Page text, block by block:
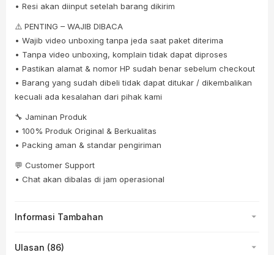
• Resi akan diinput setelah barang dikirim
⚠️ PENTING – WAJIB DIBACA
• Wajib video unboxing tanpa jeda saat paket diterima
• Tanpa video unboxing, komplain tidak dapat diproses
• Pastikan alamat & nomor HP sudah benar sebelum checkout
• Barang yang sudah dibeli tidak dapat ditukar / dikembalikan
kecuali ada kesalahan dari pihak kami
🔧 Jaminan Produk
• 100% Produk Original & Berkualitas
• Packing aman & standar pengiriman
💬 Customer Support
• Chat akan dibalas di jam operasional
Informasi Tambahan
Ulasan (86)